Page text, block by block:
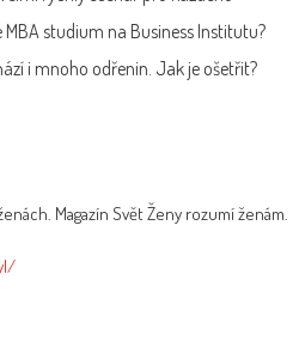
studium na Business Institutu?
i mnoho odřenin. Jak je ošetřit?
Magazín Svět Ženy rozumí ženám.